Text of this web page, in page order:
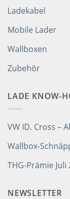
Ladekabel
Mobile Lader
Wallboxen
Zubehör
LADE KNOW-
VW ID. Cross –
Wallbox-
THG-Prämie Juli
NEWSLETTER